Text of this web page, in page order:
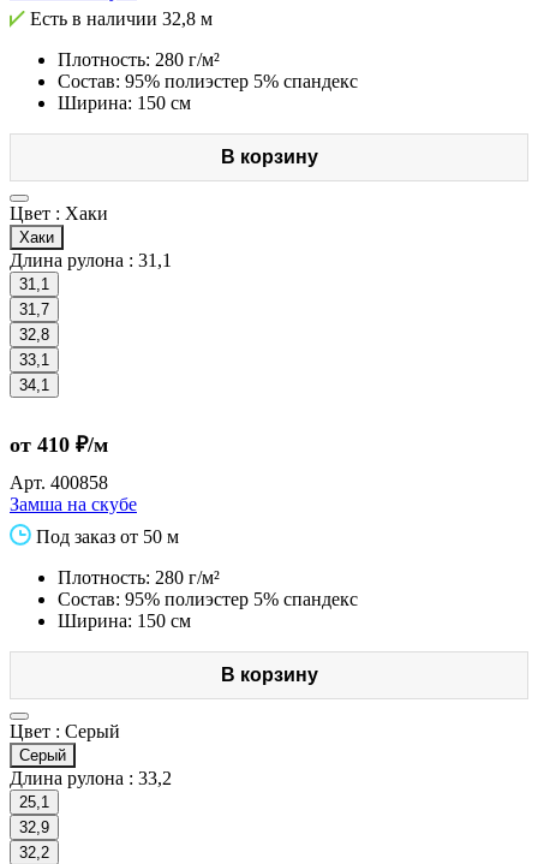
Есть в наличии 32,8 м
Плотность: 280 г/м²
Состав: 95% полиэстер 5% спандекс
Ширина: 150 см
В корзину
Цвет : Хаки
Хаки
Длина рулона : 31,1
31,1
31,7
32,8
33,1
34,1
от 410 ₽/м
Арт. 400858
Замша на скубе
Под заказ от 50 м
Плотность: 280 г/м²
Состав: 95% полиэстер 5% спандекс
Ширина: 150 см
В корзину
Цвет : Серый
Серый
Длина рулона : 33,2
25,1
32,9
32,2